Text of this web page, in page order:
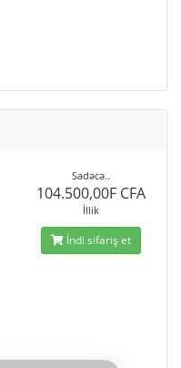
Sadəcə..
104.500,00F CFA
İllik
İndi sifariş et